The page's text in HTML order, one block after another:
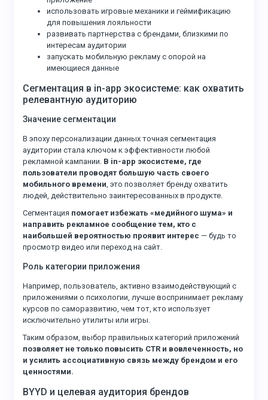
использовать игровые механики и геймификацию
для повышения лояльности
развивать партнерства с брендами, близкими по
интересам аудитории
запускать мобильную рекламу с опорой на
имеющиеся данные
Сегментация в in-app экосистеме: как охватить
релевантную аудиторию
Значение сегментации
В эпоху персонализации данных точная сегментация
аудитории стала ключом к эффективности любой
рекламной кампании. В in-app экосистеме, где
пользователи проводят большую часть своего
мобильного времени, это позволяет бренду охватить
людей, действительно заинтересованных в продукте.
Сегментация помогает избежать «медийного шума» и
направить рекламное сообщение тем, кто с
наибольшей вероятностью проявит интерес — будь то
просмотр видео или переход на сайт.
Роль категории приложения
Например, пользователь, активно взаимодействующий с
приложениями о психологии, лучше воспринимает рекламу
курсов по саморазвитию, чем тот, кто использует
исключительно утилиты или игры.
Таким образом, выбор правильных категорий приложений
позволяет не только повысить CTR и вовлеченность, но
и усилить ассоциативную связь между брендом и его
ценностями.
BYYD и целевая аудитория брендов